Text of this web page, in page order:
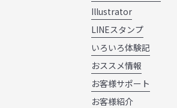
Illustrator
LINEスタンプ
いろいろ体験記
おススメ情報
お客様サポート
お客様紹介